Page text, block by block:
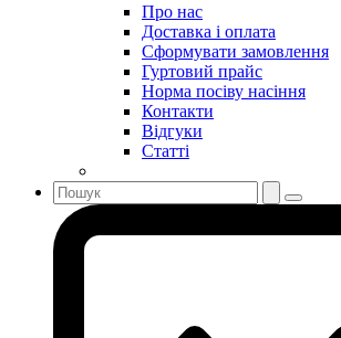
Про нас
Доставка і оплата
Сформувати замовлення
Гуртовий прайс
Норма посіву насіння
Контакти
Відгуки
Статті